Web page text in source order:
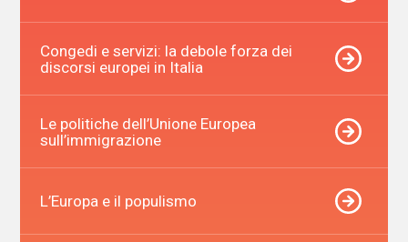
Congedi e servizi: la debole forza dei
discorsi europei in Italia
Le politiche dell’Unione Europea
sull’immigrazione
L’Europa e il populismo